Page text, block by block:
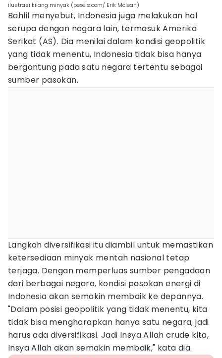
ilustrasi kilang minyak (pexels.com/ Erik Mclean)
Bahlil menyebut, Indonesia juga melakukan hal
serupa dengan negara lain, termasuk Amerika
Serikat (AS). Dia menilai dalam kondisi geopolitik
yang tidak menentu, Indonesia tidak bisa hanya
bergantung pada satu negara tertentu sebagai
sumber pasokan.
Langkah diversifikasi itu diambil untuk memastikan
ketersediaan minyak mentah nasional tetap
terjaga. Dengan memperluas sumber pengadaan
dari berbagai negara, kondisi pasokan energi di
Indonesia akan semakin membaik ke depannya.
"Dalam posisi geopolitik yang tidak menentu, kita
tidak bisa mengharapkan hanya satu negara, jadi
harus ada diversifikasi. Jadi Insya Allah crude kita,
Insya Allah akan semakin membaik," kata dia.